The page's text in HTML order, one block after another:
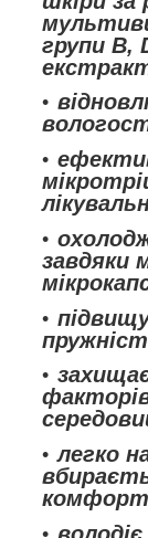
групи В,
завдяки
легко